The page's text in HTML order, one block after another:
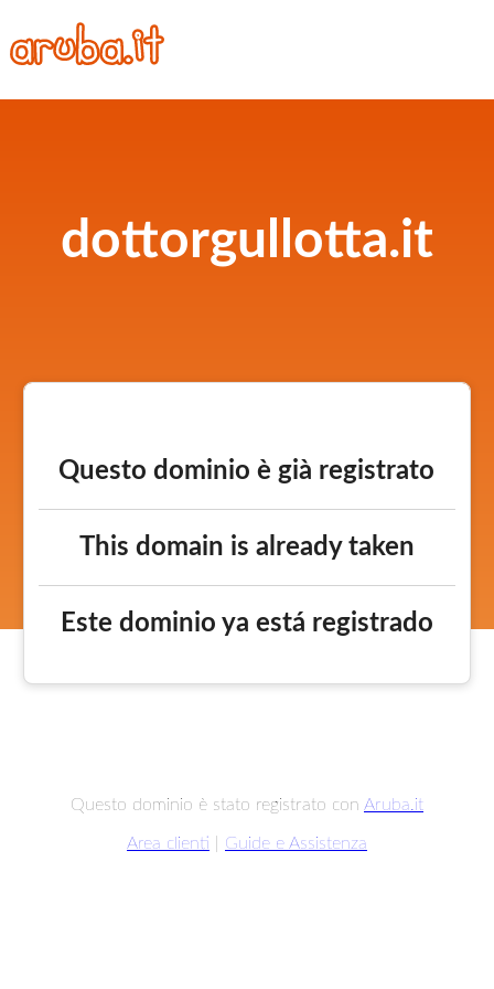
dottorgullotta.it
Questo dominio è già registrato
This domain is already taken
Este dominio ya está registrado
Questo dominio è stato registrato con Aruba.it
Area clienti Guide e Assistenza